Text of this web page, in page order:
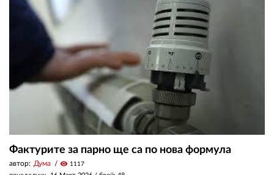
Фактурите за парно ще са по нова формула
автор: Дума visibility 1117